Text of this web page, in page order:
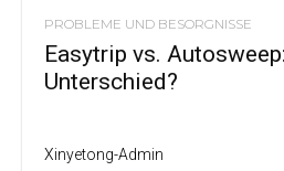
PROBLEME UND BESORGNISSE
Easytrip vs.
Unterschied?
Xinyetong-Admin